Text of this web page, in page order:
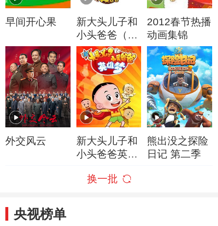
早间开心果
新大头儿子和
小头爸爸（动
画真人情景
剧）
2012春节热播
动画集锦
外交风云
新大头儿子和
小头爸爸英雄
熊出没之探险
日记 第二季
换一批
央视榜单